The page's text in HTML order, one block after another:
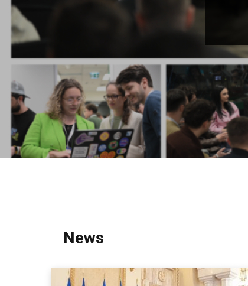
Info & FAQ
TICKETS
UPGRADE 100 Focus
Creativity vs. Crisis
TikTok in Romania
News